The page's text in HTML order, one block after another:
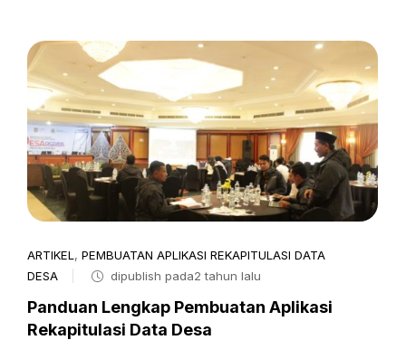
ARTIKEL , PEMBUATAN APLIKASI REKAPITULASI DATA
DESA
dipublish pada2 tahun lalu
Panduan Lengkap Pembuatan Aplikasi
Rekapitulasi Data Desa